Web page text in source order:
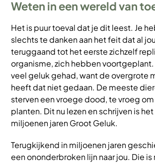
Weten in een wereld van
Het is puur toeval dat je dit leest. Je
slechts te danken aan het feit dat al
teruggaand tot het eerste zichzelf
organisme, zich hebben
veel geluk gehad, want de overgrote
heeft dat niet gedaan. De meeste
sterven een vroege dood, te vroeg
planten. Dit nu lezen en schrijven is
miljoenen jaren Groot Geluk.
Terugkijkend in miljoenen jaren
een ononderbroken lijn naar jou. Die